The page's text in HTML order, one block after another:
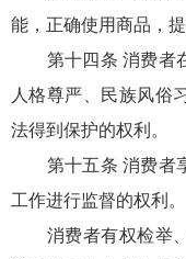
能，正确使用商品，
第十四条 消费者在
人格尊严、民族风俗
法得到保护的权利。
第十五条 消费者享
工作进行监督的权利。
消费者有权检举、